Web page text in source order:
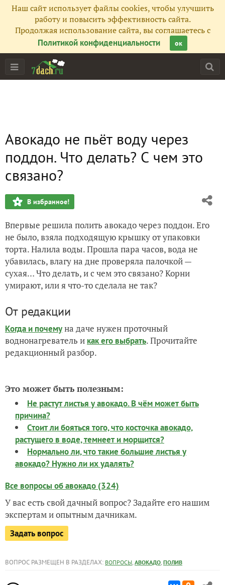
Наш сайт использует файлы cookies, чтобы улучшить
работу и повысить эффективность сайта.
Продолжая использование сайта, вы соглашаетесь с
Политикой конфиденциальности
ок
Авокадо не пьёт воду через
поддон. Что делать? С чем это
связано?
В избранное!
Впервые решила полить авокадо через поддон. Его
не было, взяла подходящую крышку от упаковки
торта. Налила воды. Прошла пара часов, вода не
убавилась, влагу на дне проверяла палочкой —
сухая… Что делать, и с чем это связано? Корни
умирают, или я что-то сделала не так?
От редакции
Когда и почемуна даче нужен проточный
воднонагреватель и как его выбрать. Прочитайте
редакционный разбор.
Это может быть полезным:
Не растут листья у авокадо. В чём может быть
причина?
Стоит ли бояться того, что косточка авокадо,
растущего в воде, темнеет и морщится?
Нормально ли, что такие большие листья у
авокадо? Нужно ли их удалять?
Все вопросы об авокадо (324)
У вас есть свой дачный вопрос? Задайте его нашим
экспертам и опытным дачникам.
Задать вопрос
ВОПРОС РАЗМЕЩЕН В РАЗДЕЛАХ: ВОПРОСЫ, АВОКАДО, ПОЛИВ